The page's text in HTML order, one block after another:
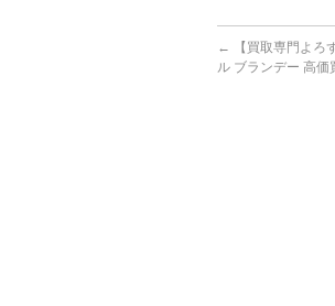
←
【買取専門よろ
ル ブランデー 高価